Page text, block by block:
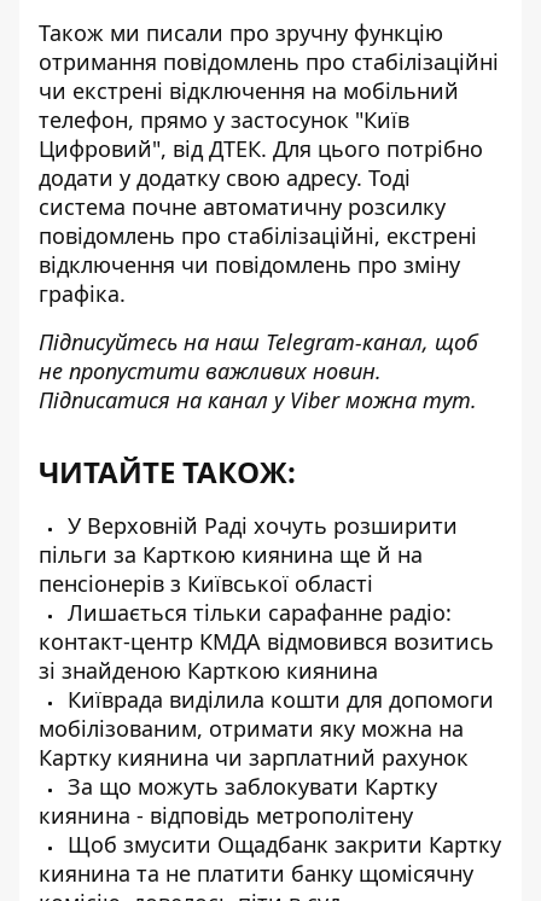
Також ми писали про зручну функцію
отримання повідомлень про стабілізаційні
чи екстрені відключення на мобільний
телефон, прямо у застосунок "Київ
Цифровий", від ДТЕК. Для цього потрібно
додати у додатку свою адресу. Тоді
система почне автоматичну розсилку
повідомлень про стабілізаційні, екстрені
відключення чи повідомлень про зміну
графіка.
Підписуйтесь на наш Telegram-канал, щоб
не пропустити важливих новин.
Підписатися на канал у Viber можна тут.
ЧИТАЙТЕ ТАКОЖ:
У Верховній Раді хочуть розширити
пільги за Карткою киянина ще й на
пенсіонерів з Київської області
Лишається тільки сарафанне радіо:
контакт-центр КМДА відмовився возитись
зі знайденою Карткою киянина
Київрада виділила кошти для допомоги
мобілізованим, отримати яку можна на
Картку киянина чи зарплатний рахунок
За що можуть заблокувати Картку
киянина - відповідь метрополітену
Щоб змусити Ощадбанк закрити Картку
киянина та не платити банку щомісячну